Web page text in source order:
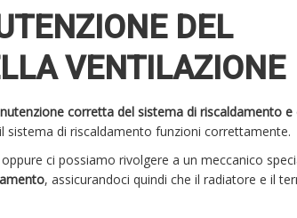
DEL
VENTILAZIONE
corretta del sistema di riscaldamento e
sistema di riscaldamento funzioni correttamente.
ci possiamo rivolgere a un meccanico
, assicurandoci quindi che il radiatore e il